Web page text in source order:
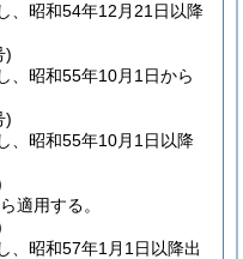
、昭和54年12月21日以降
)
、昭和55年10月1日から
)
、昭和55年10月1日以降
適用する。
、昭和57年1月1日以降出